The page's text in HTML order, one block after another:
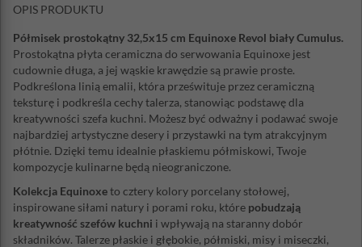
OPIS PRODUKTU
Półmisek prostokątny 32,5x15 cm Equinoxe Revol biały Cumulus.
Prostokątna płyta ceramiczna do serwowania Equinoxe jest
cudownie długa, a jej wąskie krawędzie są prawie proste.
Podkreślona linią emalii, która prześwituje przez ceramiczną
teksturę i podkreśla cechy talerza, stanowiąc podstawę dla
kreatywności szefa kuchni. Możesz być odważny i podawać swoje
najbardziej artystyczne desery i przystawki na tym atrakcyjnym
płótnie. Dzięki temu idealnie płaskiemu półmiskowi, Twoje
kompozycje kulinarne będą nieograniczone.
Kolekcja Equinoxeto cztery kolory porcelany stołowej,
inspirowane siłami natury i porami roku, które pobudzają
kreatywność szefów kuchni i wpływają na staranny dobór
składników. Talerze płaskie i głębokie, półmiski, misy i miseczki,